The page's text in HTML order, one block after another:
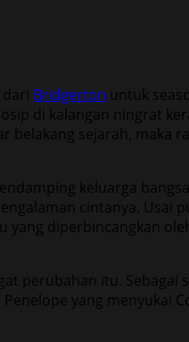
Bridgerton untuk
di kalangan ningrat
belakang sejarah, maka
keluarga
cintanya. Usai
diperbincangkan
perubahan itu. Sebagai
yang menyukai